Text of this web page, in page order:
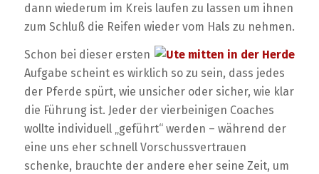
dann wiederum im Kreis laufen zu lassen um ihnen
zum Schluß die Reifen wieder vom Hals zu nehmen.
Schon bei dieser ersten
Aufgabe scheint es wirklich so zu sein, dass jedes
der Pferde spürt, wie unsicher oder sicher, wie klar
die Führung ist. Jeder der vierbeinigen Coaches
wollte individuell „geführt“ werden – während der
eine uns eher schnell Vorschussvertrauen
schenke, brauchte der andere eher seine Zeit, um